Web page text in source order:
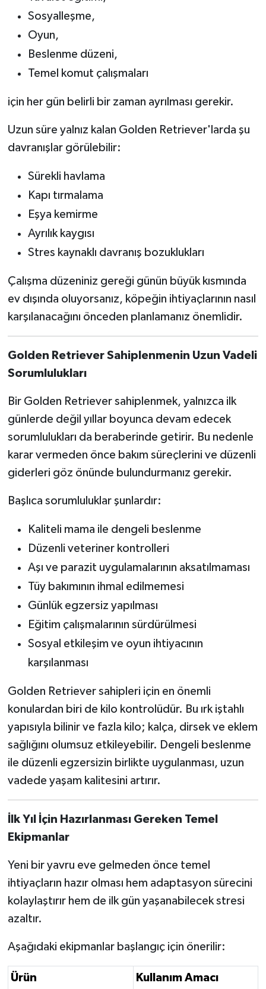
Sosyalleşme,
Oyun,
Beslenme düzeni,
Temel komut çalışmaları
için her gün belirli bir zaman ayrılması gerekir.
Uzun süre yalnız kalan Golden Retriever'larda şu
davranışlar görülebilir:
Sürekli havlama
Kapı tırmalama
Eşya kemirme
Ayrılık kaygısı
Stres kaynaklı davranış bozuklukları
Çalışma düzeniniz gereği günün büyük kısmında
ev dışında oluyorsanız, köpeğin ihtiyaçlarının nasıl
karşılanacağını önceden planlamanız önemlidir.
Golden Retriever Sahiplenmenin Uzun Vadeli
Sorumlulukları
Bir Golden Retriever sahiplenmek, yalnızca ilk
günlerde değil yıllar boyunca devam edecek
sorumlulukları da beraberinde getirir. Bu nedenle
karar vermeden önce bakım süreçlerini ve düzenli
giderleri göz önünde bulundurmanız gerekir.
Başlıca sorumluluklar şunlardır:
Kaliteli mama ile dengeli beslenme
Düzenli veteriner kontrolleri
Aşı ve parazit uygulamalarının aksatılmaması
Tüy bakımının ihmal edilmemesi
Günlük egzersiz yapılması
Eğitim çalışmalarının sürdürülmesi
Sosyal etkileşim ve oyun ihtiyacının
karşılanması
Golden Retriever sahipleri için en önemli
konulardan biri de kilo kontrolüdür. Bu ırk iştahlı
yapısıyla bilinir ve fazla kilo; kalça, dirsek ve eklem
sağlığını olumsuz etkileyebilir. Dengeli beslenme
ile düzenli egzersizin birlikte uygulanması, uzun
vadede yaşam kalitesini artırır.
İlk Yıl İçin Hazırlanması Gereken Temel
Ekipmanlar
Yeni bir yavru eve gelmeden önce temel
ihtiyaçların hazır olması hem adaptasyon sürecini
kolaylaştırır hem de ilk gün yaşanabilecek stresi
azaltır.
Aşağıdaki ekipmanlar başlangıç için önerilir:
Ürün Kullanım Amacı